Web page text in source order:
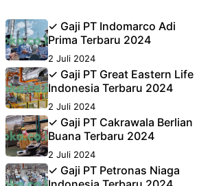
✓ Gaji PT Indomarco Adi
Prima Terbaru 2024
2 Juli 2024
✓ Gaji PT Great Eastern Life
Indonesia Terbaru 2024
2 Juli 2024
✓ Gaji PT Cakrawala Berlian
Buana Terbaru 2024
2 Juli 2024
✓ Gaji PT Petronas Niaga